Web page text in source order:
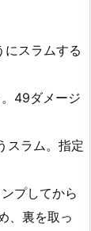
スラムする
49ダメージ
スラム。指定
プしてから
、裏を取っ